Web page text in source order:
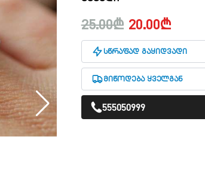
25.00₾20.00₾
სწრაფად გაყიდვადი
მიწოდება ყველგან
555050999